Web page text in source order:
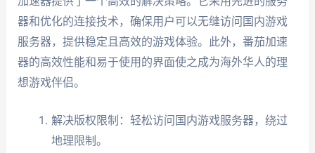
器和优化的连接技术，确保用户可以无缝访问国内游戏
服务器，提供稳定且高效的游戏体验。此外，番茄加速
器的高效性能和易于使用的界面使之成为海外华人的理
想游戏伴侣。
解决版权限制：轻松访问国内游戏服务器，绕过
地理限制。